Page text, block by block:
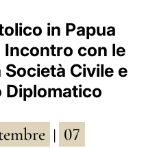
ESPAÑOL
DEUTSCH
POLSKI
العربيّة
中文
in Papua
Incontro con le
Civile e
Diplomatico
07